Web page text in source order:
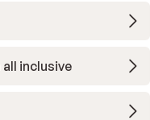
inclusive